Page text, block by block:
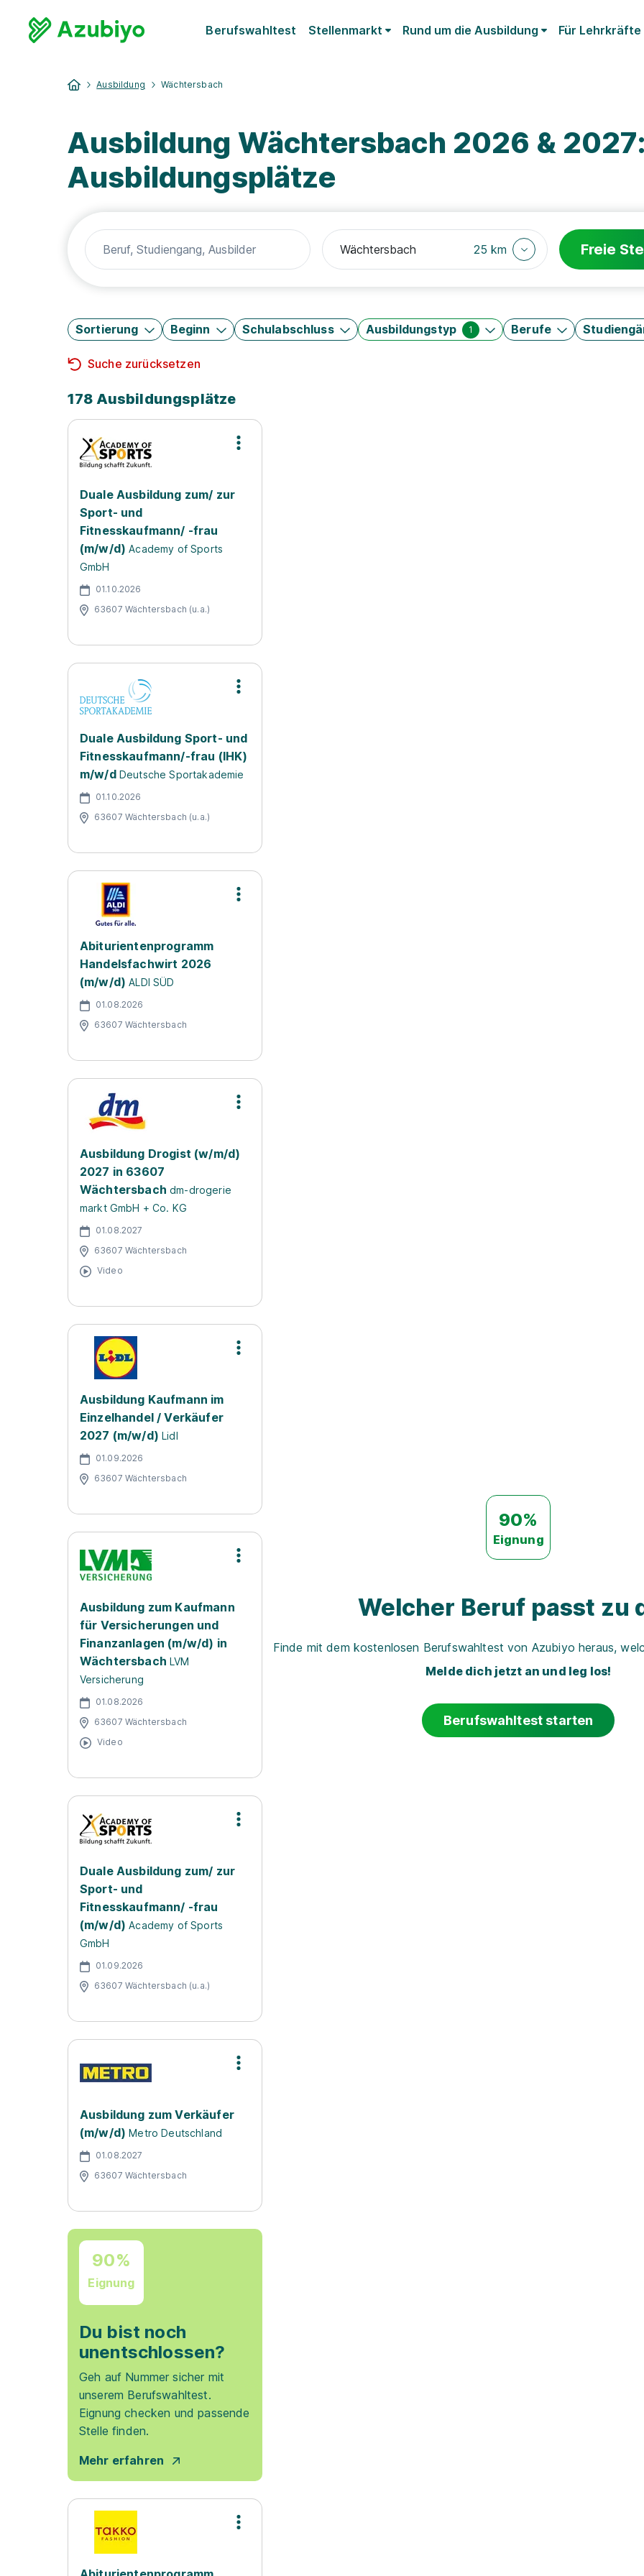
Berufswahltest Stellenmarkt Rund um die Ausbildung Für Lehrkräfte
Ausbildung Wächtersbach
Ausbildung Wächtersbach 2026 &
Ausbildungsplätze
25 km Freie
Sortierung Beginn Schulabschluss Ausbildungstyp 1 Berufe
Suche zurücksetzen
178 Ausbildungsplätze
Duale Ausbildung zum/ zur
Sport- und
Fitnesskaufmann/ -frau
(m/w/d) Academy of Sports
GmbH
01.10.2026
63607 Wächtersbach (u.a.)
Duale Ausbildung Sport- und
Fitnesskaufmann/-frau (IHK)
m/w/d Deutsche Sportakademie
01.10.2026
63607 Wächtersbach (u.a.)
Abiturientenprogramm
Handelsfachwirt 2026
(m/w/d) ALDI SÜD
01.08.2026
63607 Wächtersbach
Ausbildung Drogist (w/m/d)
2027 in 63607
Wächtersbach dm-drogerie
markt GmbH + Co. KG
01.08.2027
63607 Wächtersbach
Video
Ausbildung Kaufmann im
Einzelhandel / Verkäufer
2027 (m/w/d) Lidl
01.09.2026
63607 Wächtersbach
Ausbildung zum Kaufmann
für Versicherungen und
Finanzanlagen (m/w/d) in
Wächtersbach LVM
Versicherung
01.08.2026
63607 Wächtersbach
Video
Duale Ausbildung zum/ zur
Sport- und
Fitnesskaufmann/ -frau
(m/w/d) Academy of Sports
GmbH
01.09.2026
63607 Wächtersbach (u.a.)
Ausbildung zum Verkäufer
(m/w/d) Metro Deutschland
01.08.2027
63607 Wächtersbach
90%
Eignung
Du bist noch
unentschlossen?
Geh auf Nummer sicher mit
unserem Berufswahltest.
Eignung checken und passende
Stelle finden.
Mehr erfahren
90%
Eignung
Welcher Beruf passt zu
Finde mit dem kostenlosen Berufswahltest von Azubiyo heraus,
Melde dich jetzt an und leg los!
Berufswahltest starten